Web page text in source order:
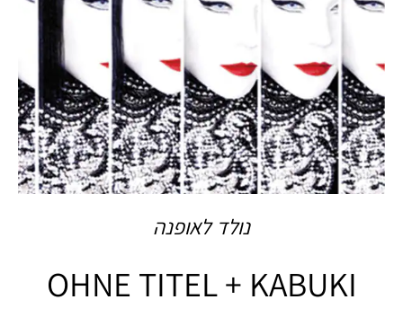
נולד לאופנה
OHNE TITEL + KABUKI